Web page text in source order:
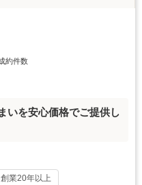
約件数
いを安心価格でご提供し
創業20年以上